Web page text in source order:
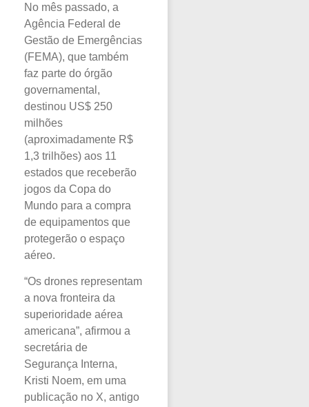
No mês passado, a
Agência Federal de
Gestão de Emergências
(FEMA), que também
faz parte do órgão
governamental,
destinou US$ 250
milhões
(aproximadamente R$
1,3 trilhões) aos 11
estados que receberão
jogos da Copa do
Mundo para a compra
de equipamentos que
protegerão o espaço
aéreo.
“Os drones representam
a nova fronteira da
superioridade aérea
americana”, afirmou a
secretária de
Segurança Interna,
Kristi Noem, em uma
publicação no X, antigo